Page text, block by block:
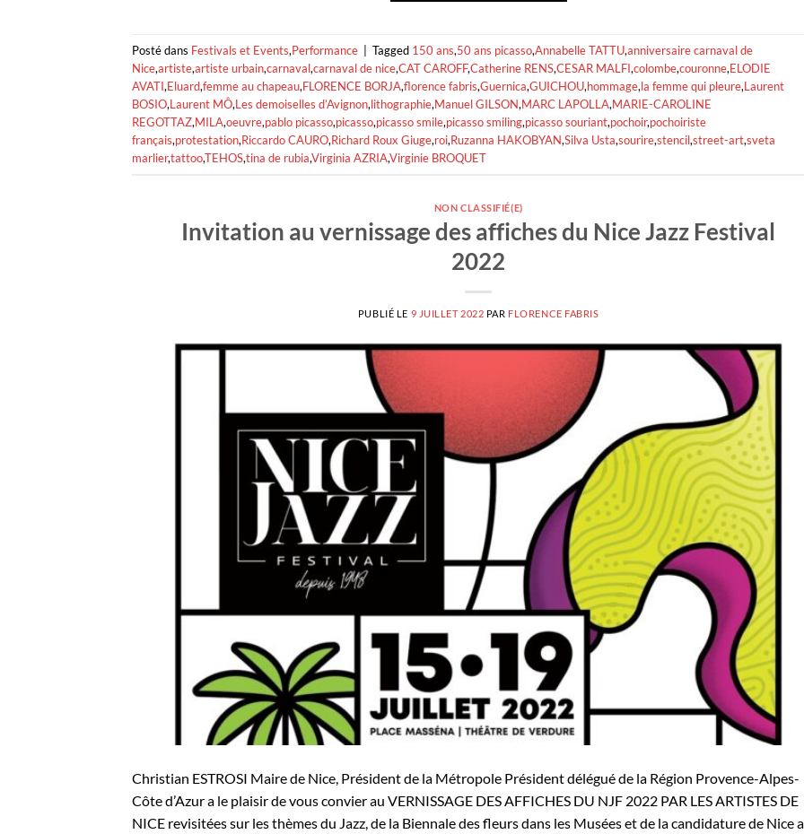
Posté dans Festivals et Events,Performance Tagged 150 ans,50 ans picasso,Annabelle TATTU,anniversaire carnaval de
Nice,artiste,artiste urbain,carnaval,carnaval de nice,CAT CAROFF,Catherine RENS,CESAR MALFI,colombe,couronne,ELODIE
AVATI,Eluard,femme au chapeau,FLORENCE BORJA,florence fabris,Guernica,GUICHOU,hommage,la femme qui pleure,Laurent
BOSIO,Laurent MÔ,Les demoiselles d’Avignon,lithographie,Manuel GILSON,MARC LAPOLLA,MARIE-CAROLINE
REGOTTAZ,MILA,oeuvre,pablo picasso,picasso,picasso smile,picasso smiling,picasso souriant,pochoir,pochoiriste
français,protestation,Riccardo CAURO,Richard Roux Giuge,roi,Ruzanna HAKOBYAN,Silva Usta,sourire,stencil,street-art,sveta
marlier,tattoo,TEHOS,tina de rubia,Virginia AZRIA,Virginie BROQUET
NON CLASSIFIÉ(E)
Invitation au vernissage des affiches du Nice Jazz Festival
2022
PUBLIÉ LE 9 JUILLET 2022 PAR FLORENCE FABRIS
Christian ESTROSI Maire de Nice, Président de la Métropole Président délégué de la Région Provence-Alpes-
Côte d’Azur a le plaisir de vous convier au VERNISSAGE DES AFFICHES DU NJF 2022 PAR LES ARTISTES DE
NICE revisitées sur les thèmes du Jazz, de la Biennale des fleurs dans les Musées et de la candidature de Nice